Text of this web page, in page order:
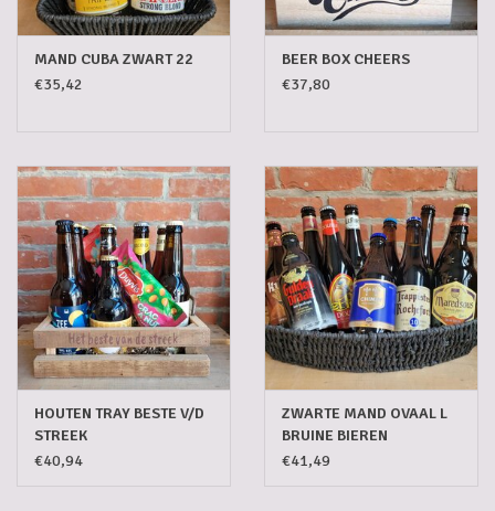
MAND CUBA ZWART 22
€35,42
BEER BOX CHEERS
€37,80
HOUTEN TRAY BESTE V/D
STREEK
€40,94
ZWARTE MAND OVAAL L
BRUINE BIEREN
€41,49